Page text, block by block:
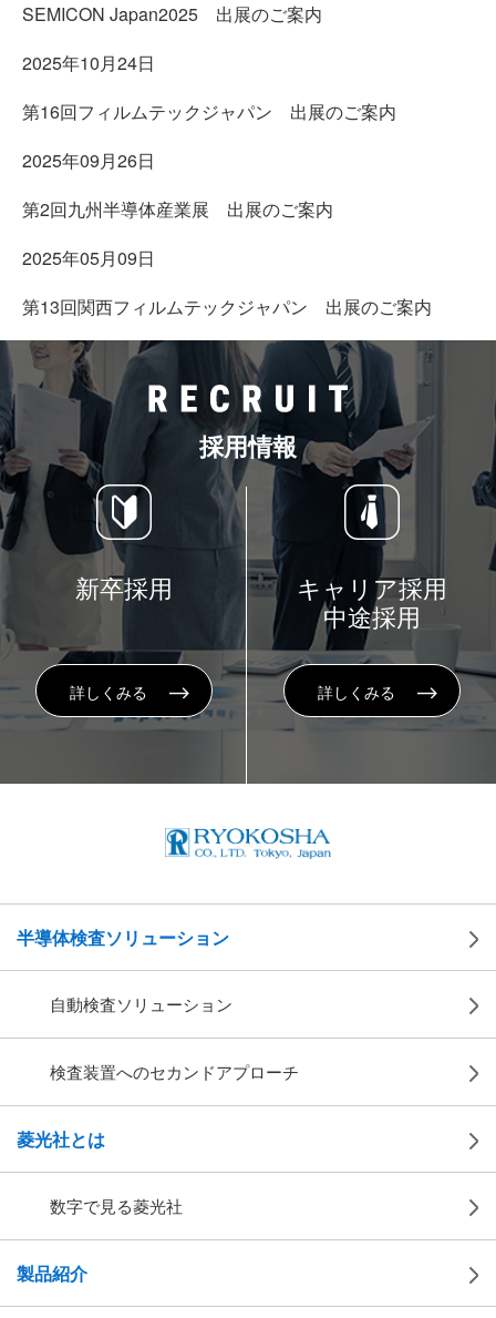
SEMICON Japan2025 出展のご案内
2025年10月24日
第16回フィルムテックジャパン 出展のご案内
2025年09月26日
第2回九州半導体産業展 出展のご案内
2025年05月09日
第13回関西フィルムテックジャパン 出展のご案内
採用情報
新卒採用
詳しくみる
キャリア採用
中途採用
詳しくみる
半導体検査ソリューション
自動検査ソリューション
検査装置へのセカンドアプローチ
菱光社とは
数字で見る菱光社
製品紹介